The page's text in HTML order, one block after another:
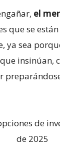
el
que se
ya sea
insinúan,